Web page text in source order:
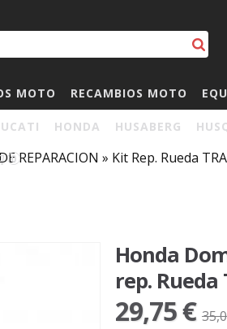
MOTO RECAMBIOS MOTO
HONDA HUSABERG
0REPARACION » Kit Rep. Rueda
Honda
rep. Rueda
29,75 €